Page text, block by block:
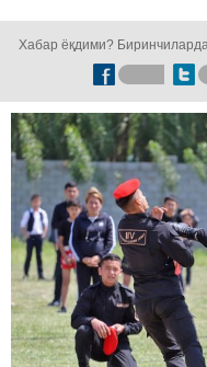
Хабар ёқдими?